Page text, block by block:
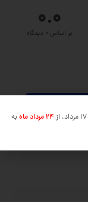
0.0
بر اساس 0 دیدگاه
24 مرداد ماه
به